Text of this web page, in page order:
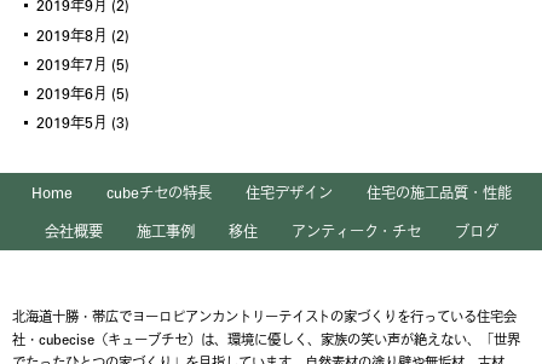
2019年9月 (2)
2019年8月 (2)
2019年7月 (5)
2019年6月 (5)
2019年5月 (3)
Home cubeチセの特長 住宅デザイン
住宅の施工品質・性能
会社概要
施工事例 移住 アンティーク・チセ ブログ
北海道十勝・帯広でヨーロピアンカントリーテイストの家づくりを行っている住宅会
社・cubecise（キューブチセ）は、環境に優しく、家族の笑い声が絶えない、「世界